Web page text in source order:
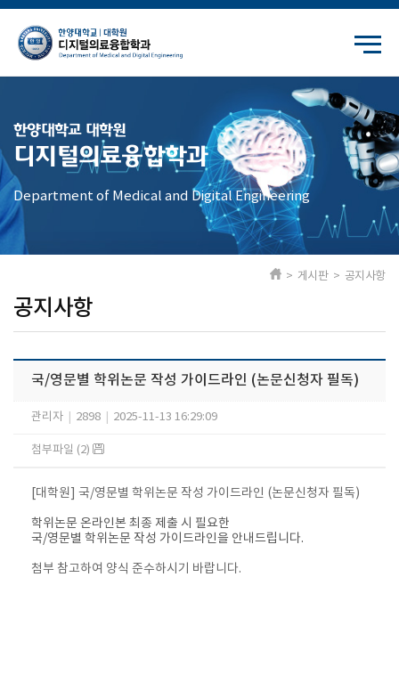
한양대학교 대학원
디지털의료융합학과
Department of Medical and Digital Engineering
공지사항
> 게시판 > 공지사항
국/영문별 학위논문 작성 가이드라인 (논문신청자 필독)
관리자 2898 2025-11-13 16:29:09
첨부파일 (2)
[대학원] 국/영문별 학위논문 작성 가이드라인 (논문신청자 필독)
학위논문 온라인본 최종 제출 시 필요한
국/영문별 학위논문 작성 가이드라인을 안내드립니다.
첨부 참고하여 양식 준수하시기 바랍니다.